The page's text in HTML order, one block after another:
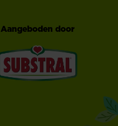
Aangeboden door